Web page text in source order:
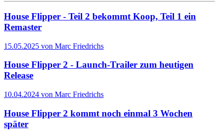
House Flipper - Teil 2 bekommt Koop, Teil 1 ein
Remaster
15.05.2025 von Marc Friedrichs
House Flipper 2 - Launch-Trailer zum heutigen
Release
10.04.2024 von Marc Friedrichs
House Flipper 2 kommt noch einmal 3 Wochen
später